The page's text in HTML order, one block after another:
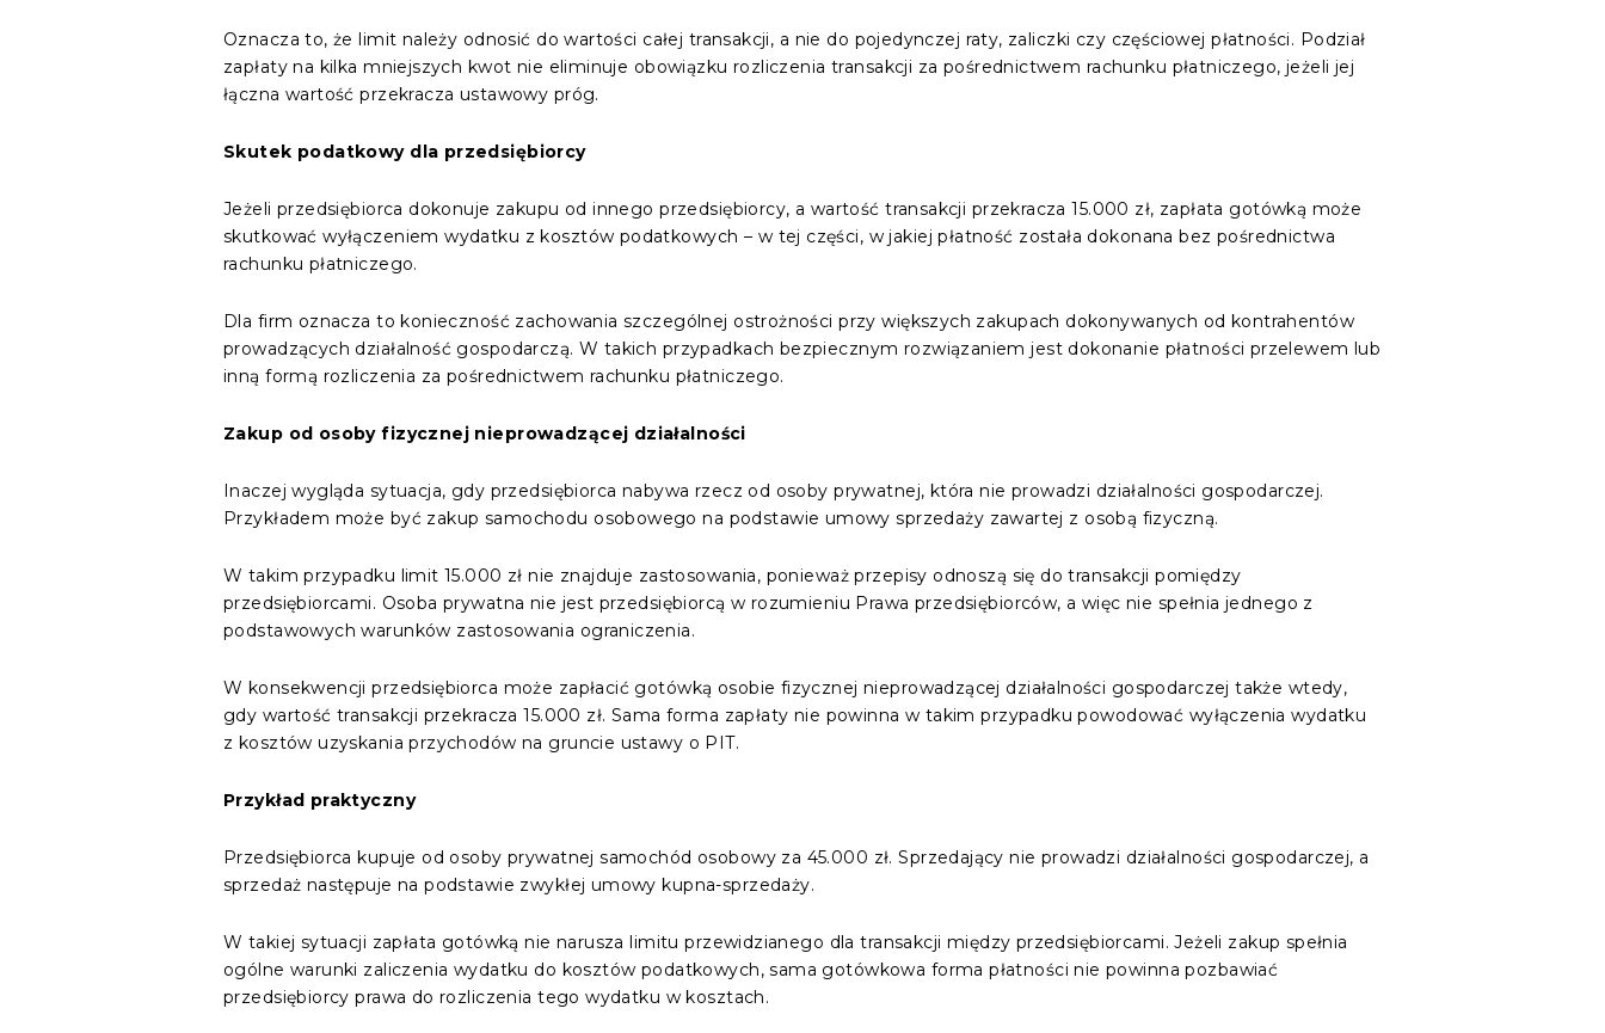
Oznacza to, że limit należy odnosić do wartości całej transakcji, a nie do pojedynczej raty, zaliczki czy częściowej płatności. Podział
zapłaty na kilka mniejszych kwot nie eliminuje obowiązku rozliczenia transakcji za pośrednictwem rachunku płatniczego, jeżeli jej
łączna wartość przekracza ustawowy próg.
Skutek podatkowy dla przedsiębiorcy
Jeżeli przedsiębiorca dokonuje zakupu od innego przedsiębiorcy, a wartość transakcji przekracza 15.000 zł, zapłata gotówką może
skutkować wyłączeniem wydatku z kosztów podatkowych – w tej części, w jakiej płatność została dokonana bez pośrednictwa
rachunku płatniczego.
Dla firm oznacza to konieczność zachowania szczególnej ostrożności przy większych zakupach dokonywanych od kontrahentów
prowadzących działalność gospodarczą. W takich przypadkach bezpiecznym rozwiązaniem jest dokonanie płatności przelewem lub
inną formą rozliczenia za pośrednictwem rachunku płatniczego.
Zakup od osoby fizycznej nieprowadzącej działalności
Inaczej wygląda sytuacja, gdy przedsiębiorca nabywa rzecz od osoby prywatnej, która nie prowadzi działalności gospodarczej.
Przykładem może być zakup samochodu osobowego na podstawie umowy sprzedaży zawartej z osobą fizyczną.
W takim przypadku limit 15.000 zł nie znajduje zastosowania, ponieważ przepisy odnoszą się do transakcji pomiędzy
przedsiębiorcami. Osoba prywatna nie jest przedsiębiorcą w rozumieniu Prawa przedsiębiorców, a więc nie spełnia jednego z
podstawowych warunków zastosowania ograniczenia.
W konsekwencji przedsiębiorca może zapłacić gotówką osobie fizycznej nieprowadzącej działalności gospodarczej także wtedy,
gdy wartość transakcji przekracza 15.000 zł. Sama forma zapłaty nie powinna w takim przypadku powodować wyłączenia wydatku
z kosztów uzyskania przychodów na gruncie ustawy o PIT.
Przykład praktyczny
Przedsiębiorca kupuje od osoby prywatnej samochód osobowy za 45.000 zł. Sprzedający nie prowadzi działalności gospodarczej, a
sprzedaż następuje na podstawie zwykłej umowy kupna-sprzedaży.
W takiej sytuacji zapłata gotówką nie narusza limitu przewidzianego dla transakcji między przedsiębiorcami. Jeżeli zakup spełnia
ogólne warunki zaliczenia wydatku do kosztów podatkowych, sama gotówkowa forma płatności nie powinna pozbawiać
przedsiębiorcy prawa do rozliczenia tego wydatku w kosztach.